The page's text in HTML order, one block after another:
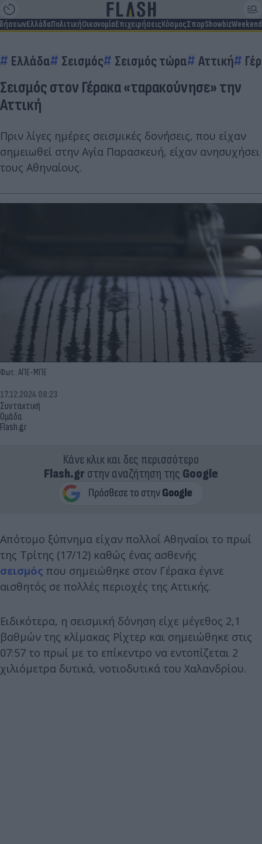
ΕλλάδαΠολιτικήΟικονομίαΕπιχειρήσειςΚόσμοςΣπορShowbizWeekend
Ελλάδα Σεισμός Σεισμός τώρα Αττική
Σεισμός στον Γέρακα «ταρακούνησε» την
Αττική
Πριν λίγες ημέρες σεισμικές δονήσεις, που είχαν
σημειωθεί στην Αγία Παρασκευή, είχαν ανησυχήσει
τους Αθηναίους.
Φωτ.: ΑΠΕ-ΜΠΕ
Συντακτική
Ομάδα
Flash.gr
17.12.2024 08:23
Κάνε κλικ και δες περισσότερο
Flash.grστην αναζήτηση της Google
Απότομο ξύπνημα είχαν πολλοί Αθηναίοι το πρωί
της Τρίτης (17/12) καθώς ένας ασθενής
σεισμός που σημειώθηκε στον Γέρακα έγινε
αισθητός σε πολλές περιοχές της Αττικής.
Ειδικότερα, η σεισμική δόνηση είχε μέγεθος 2,1
βαθμών της κλίμακας Ρίχτερ και σημειώθηκε στις
07:57 το πρωί με το επίκεντρο να εντοπίζεται 2
χιλιόμετρα δυτικά, νοτιοδυτικά του Χαλανδρίου.